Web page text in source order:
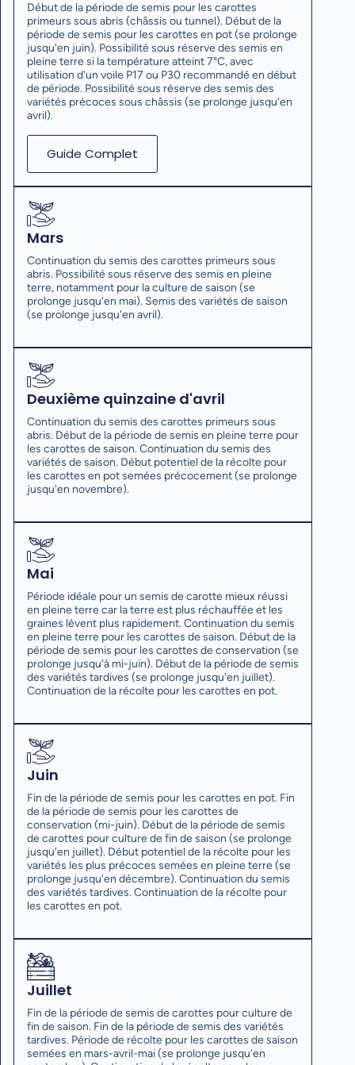
Début de la période de semis pour les carottes
primeurs sous abris (châssis ou tunnel). Début de la
période de semis pour les carottes en pot (se prolonge
jusqu'en juin). Possibilité sous réserve des semis en
pleine terre si la température atteint 7°C, avec
utilisation d'un voile P17 ou P30 recommandé en début
de période. Possibilité sous réserve des semis des
variétés précoces sous châssis (se prolonge jusqu'en
avril).
Guide Complet
Mars
Continuation du semis des carottes primeurs sous
abris. Possibilité sous réserve des semis en pleine
terre, notamment pour la culture de saison (se
prolonge jusqu'en mai). Semis des variétés de saison
(se prolonge jusqu'en avril).
Deuxième quinzaine d'avril
Continuation du semis des carottes primeurs sous
abris. Début de la période de semis en pleine terre pour
les carottes de saison. Continuation du semis des
variétés de saison. Début potentiel de la récolte pour
les carottes en pot semées précocement (se prolonge
jusqu'en novembre).
Mai
Période idéale pour un semis de carotte mieux réussi
en pleine terre car la terre est plus réchauffée et les
graines lèvent plus rapidement. Continuation du semis
en pleine terre pour les carottes de saison. Début de la
période de semis pour les carottes de conservation (se
prolonge jusqu'à mi-juin). Début de la période de semis
des variétés tardives (se prolonge jusqu'en juillet).
Continuation de la récolte pour les carottes en pot.
Juin
Fin de la période de semis pour les carottes en pot. Fin
de la période de semis pour les carottes de
conservation (mi-juin). Début de la période de semis
de carottes pour culture de fin de saison (se prolonge
jusqu'en juillet). Début potentiel de la récolte pour les
variétés les plus précoces semées en pleine terre (se
prolonge jusqu'en décembre). Continuation du semis
des variétés tardives. Continuation de la récolte pour
les carottes en pot.
Juillet
Fin de la période de semis de carottes pour culture de
fin de saison. Fin de la période de semis des variétés
tardives. Période de récolte pour les carottes de saison
semées en mars-avril-mai (se prolonge jusqu'en